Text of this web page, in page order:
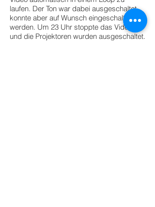
laufen. Der Ton war dabei ausgeschaltet,
konnte aber auf Wunsch eingeschaltet
werden. Um 23 Uhr stoppte das Video
und die Projektoren wurden ausgeschaltet.